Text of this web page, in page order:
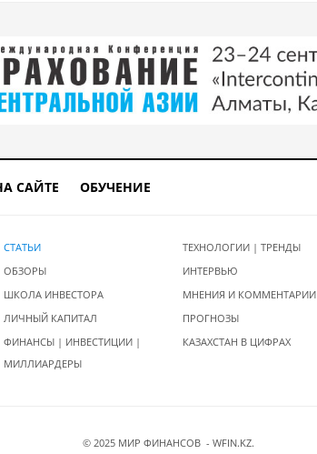
САЙТЕ ОБУЧЕНИЕ
СТАТЬИ
ОБЗОРЫ
ШКОЛА ИНВЕСТОРА
ЛИЧНЫЙ КАПИТАЛ
ФИНАНСЫ | ИНВЕСТИЦИИ |
МИЛЛИАРДЕРЫ
ТЕХНОЛОГИИ | ТРЕНДЫ
ИНТЕРВЬЮ
МНЕНИЯ И КОММЕНТАРИИ
ПРОГНОЗЫ
КАЗАХСТАН В ЦИФРАХ
© 2025 МИР ФИНАНСОВ - WFIN.KZ.